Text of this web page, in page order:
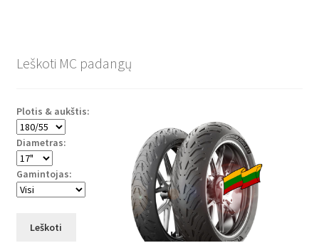
Leškoti MC padangų
Plotis & aukštis:
Diametras:
Gamintojas:
Leškoti